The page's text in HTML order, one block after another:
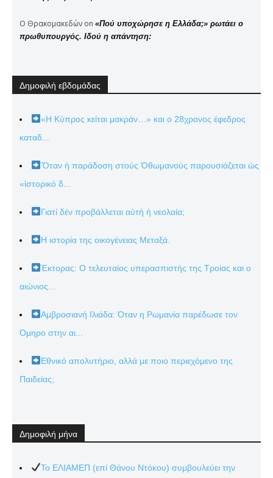
Ο Θρακομακεδών on «Πού υποχώρησε η Ελλάδα;» ρωτάει ο
πρωθυπουργός. Ιδού η απάντηση:
Δημοφιλή εβδομάδας
«Η Κύπρος κείται μακράν…» και ο 28χρονος έφεδρος
καταδ...
Ὅταν ἡ παράδοση στούς Ὀθωμανούς παρουσιάζεται ὡς
«ἱστορικό δ...
Γιατί δέν προβάλλεται αὐτή ἡ νεολαία;
Η ιστορία της οικογένειας Μεταξά.
Έκτορας: Ο τελευταίος υπερασπιστής της Τροίας και ο
αιώνιος...
Αμβροσιανή Ιλιάδα: Όταν η Ρωμανία παρέδωσε τον
Όμηρο στην αι...
Εθνικό απολυτήριο, αλλά με ποιο περιεχόμενο της
Παιδείας;
Δημοφιλή μήνα
Το ΕΛΙΑΜΕΠ (επί Θάνου Ντόκου) συμβουλεύει την